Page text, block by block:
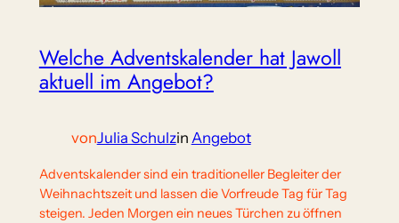
Welche Adventskalender hat Jawoll
aktuell im Angebot?
vonJulia Schulzin Angebot
Adventskalender sind ein traditioneller Begleiter der
Weihnachtszeit und lassen die Vorfreude Tag für Tag
steigen. Jeden Morgen ein neues Türchen zu öffnen